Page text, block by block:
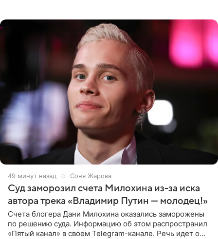
50 минут назад Соня Жарова
Суд заморозил счета Милохина из-за иска
автора трека «Владимир Путин — молодец!»
Счета блогера Дани Милохина оказались заморожены
по решению суда. Информацию об этом распространил
«Пятый канал» в своем Telegram-канале. Речь идет о